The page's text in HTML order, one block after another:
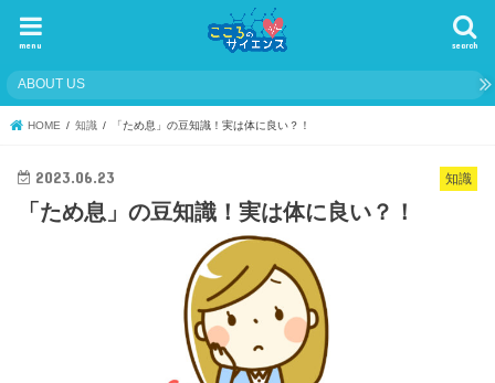
search
menu
ABOUT US
HOME 知識 「ため息」の豆知識！実は体に良い？！
知識
2023.06.23
「ため息」の豆知識！実は体に良い？！